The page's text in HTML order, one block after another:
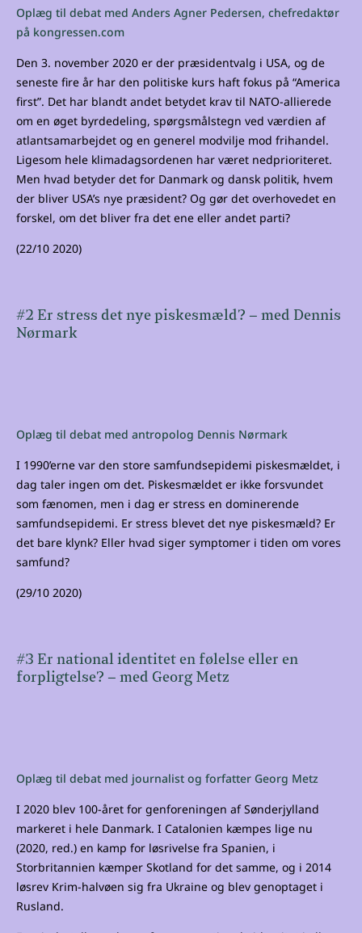
Oplæg til debat med Anders Agner Pedersen, chefredaktør
på kongressen.com
Den 3. november 2020 er der præsidentvalg i USA, og de
seneste fire år har den politiske kurs haft fokus på “America
first”. Det har blandt andet betydet krav til NATO-allierede
om en øget byrdedeling, spørgsmålstegn ved værdien af
atlantsamarbejdet og en generel modvilje mod frihandel.
Ligesom hele klimadagsordenen har været nedprioriteret.
Men hvad betyder det for Danmark og dansk politik, hvem
der bliver USA’s nye præsident? Og gør det overhovedet en
forskel, om det bliver fra det ene eller andet parti?
(22/10 2020)
#2 Er stress det nye piskesmæld? – med Dennis
Nørmark
Oplæg til debat med antropolog Dennis Nørmark
I 1990’erne var den store samfundsepidemi piskesmældet, i
dag taler ingen om det. Piskesmældet er ikke forsvundet
som fænomen, men i dag er stress en dominerende
samfundsepidemi. Er stress blevet det nye piskesmæld? Er
det bare klynk? Eller hvad siger symptomer i tiden om vores
samfund?
(29/10 2020)
#3 Er national identitet en følelse eller en
forpligtelse? – med Georg Metz
Oplæg til debat med journalist og forfatter Georg Metz
I 2020 blev 100-året for genforeningen af Sønderjylland
markeret i hele Danmark. I Catalonien kæmpes lige nu
(2020, red.) en kamp for løsrivelse fra Spanien, i
Storbritannien kæmper Skotland for det samme, og i 2014
løsrev Krim-halvøen sig fra Ukraine og blev genoptaget i
Rusland.